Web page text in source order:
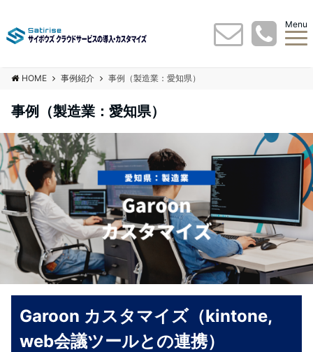
Menu
HOME 事例紹介 事例（製造業：愛知県）
事例（製造業：愛知県）
Garoon カスタマイズ（kintone,
web会議ツールとの連携）